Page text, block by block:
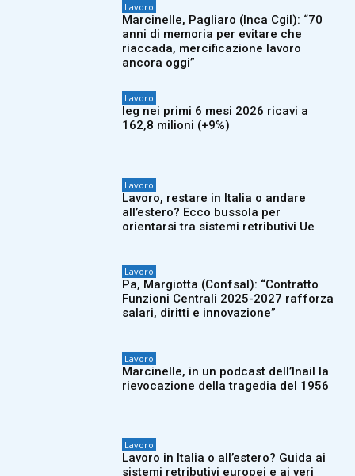
Lavoro
Marcinelle, Pagliaro (Inca Cgil): “70
anni di memoria per evitare che
riaccada, mercificazione lavoro
ancora oggi”
Lavoro
Ieg nei primi 6 mesi 2026 ricavi a
162,8 milioni (+9%)
Lavoro
Lavoro, restare in Italia o andare
all’estero? Ecco bussola per
orientarsi tra sistemi retributivi Ue
Lavoro
Pa, Margiotta (Confsal): “Contratto
Funzioni Centrali 2025-2027 rafforza
salari, diritti e innovazione”
Lavoro
Marcinelle, in un podcast dell’Inail la
rievocazione della tragedia del 1956
Lavoro
Lavoro in Italia o all’estero? Guida ai
sistemi retributivi europei e ai veri